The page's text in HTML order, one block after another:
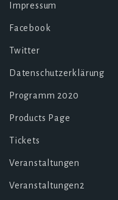
Impressum
Facebook
Twitter
Datenschutzerklärung
Programm 2020
Products Page
Tickets
Veranstaltungen
Veranstaltungen2